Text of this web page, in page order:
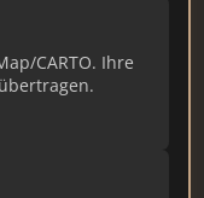
CARTO. Ihre
Sie Ihre